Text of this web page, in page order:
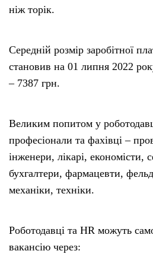
ніж торік.
Середній розмір заробітної
становив на 01 липня 2022
– 7387 грн.
Великим попитом у
професіонали та фахівці –
інженери, лікарі, економісти,
бухгалтери, фармацевти,
механіки, техніки.
Роботодавці та HR можуть
вакансію через: